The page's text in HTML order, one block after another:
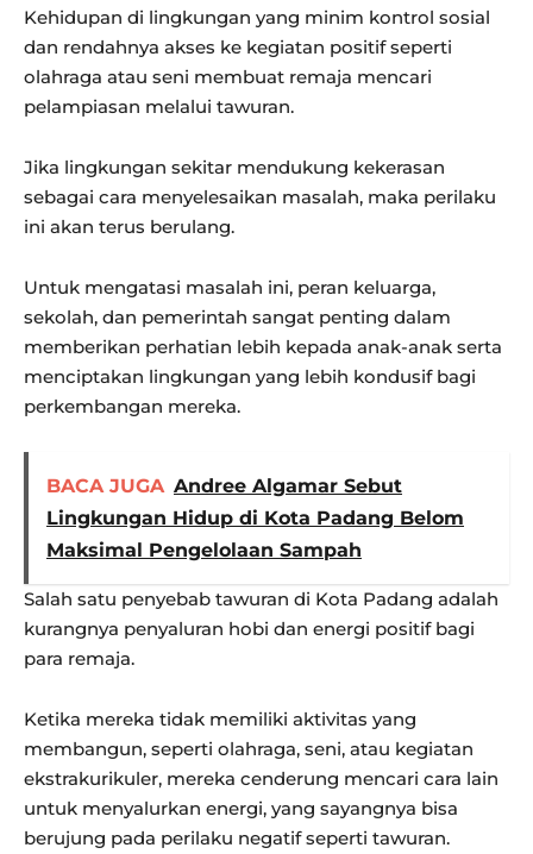
Kehidupan di lingkungan yang minim kontrol sosial
dan rendahnya akses ke kegiatan positif seperti
olahraga atau seni membuat remaja mencari
pelampiasan melalui tawuran.
Jika lingkungan sekitar mendukung kekerasan
sebagai cara menyelesaikan masalah, maka perilaku
ini akan terus berulang.
Untuk mengatasi masalah ini, peran keluarga,
sekolah, dan pemerintah sangat penting dalam
memberikan perhatian lebih kepada anak-anak serta
menciptakan lingkungan yang lebih kondusif bagi
perkembangan mereka.
BACA JUGA Andree Algamar Sebut
Lingkungan Hidup di Kota Padang Belom
Maksimal Pengelolaan Sampah
Salah satu penyebab tawuran di Kota Padang adalah
kurangnya penyaluran hobi dan energi positif bagi
para remaja.
Ketika mereka tidak memiliki aktivitas yang
membangun, seperti olahraga, seni, atau kegiatan
ekstrakurikuler, mereka cenderung mencari cara lain
untuk menyalurkan energi, yang sayangnya bisa
berujung pada perilaku negatif seperti tawuran.